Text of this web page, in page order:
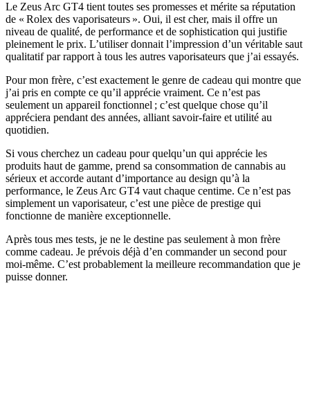
Le Zeus Arc GT4 tient toutes ses promesses et mérite sa réputation
de « Rolex des vaporisateurs ». Oui, il est cher, mais il offre un
niveau de qualité, de performance et de sophistication qui justifie
pleinement le prix. L’utiliser donnait l’impression d’un véritable saut
qualitatif par rapport à tous les autres vaporisateurs que j’ai essayés.
Pour mon frère, c’est exactement le genre de cadeau qui montre que
j’ai pris en compte ce qu’il apprécie vraiment. Ce n’est pas
seulement un appareil fonctionnel ; c’est quelque chose qu’il
appréciera pendant des années, alliant savoir-faire et utilité au
quotidien.
Si vous cherchez un cadeau pour quelqu’un qui apprécie les
produits haut de gamme, prend sa consommation de cannabis au
sérieux et accorde autant d’importance au design qu’à la
performance, le Zeus Arc GT4 vaut chaque centime. Ce n’est pas
simplement un vaporisateur, c’est une pièce de prestige qui
fonctionne de manière exceptionnelle.
Après tous mes tests, je ne le destine pas seulement à mon frère
comme cadeau. Je prévois déjà d’en commander un second pour
moi-même. C’est probablement la meilleure recommandation que je
puisse donner.